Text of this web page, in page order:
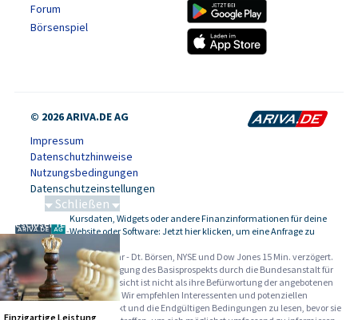
Forum
Börsenspiel
© 2026 ARIVA.DE AG
Impressum
Datenschutzhinweise
Nutzungsbedingungen
Datenschutzeinstellungen
-
Kursdaten, Widgets oder andere Finanzinformationen für deine
Website oder Software: Jetzt hier klicken, um eine Anfrage zu
Alle Angaben ohne Gewähr - Dt. Börsen, NYSE und Dow Jones 15 Min. verzögert.
Werbehinweise:Die Billigung des Basisprospekts durch die Bundesanstalt für
Finanzdienstleistungsaufsicht ist nicht als ihre Befürwortung der angebotenen
Wertpapiere zu verstehen. Wir empfehlen Interessenten und potenziellen
Anlegern den Basisprospekt und die Endgültigen Bedingungen zu lesen, bevor sie
Schließen
SalesCloser Technologies
Einzigartige Leistung